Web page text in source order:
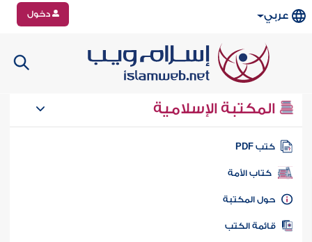
عربي دخول
المكتبة الإسلامية
كتب PDF
كتاب الأمة
المكتبة